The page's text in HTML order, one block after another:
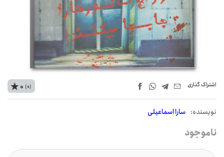
اشتراک‌ گذاری
نويسنده: سارا اسماعیلی
0 (0)
ناموجود